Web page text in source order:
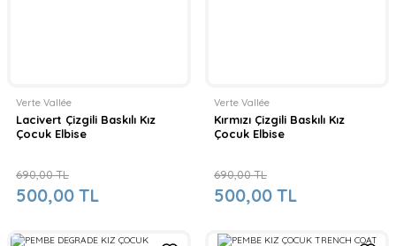
Verte Vallée
Lacivert Çizgili Baskılı Kız
Çocuk Elbise
500,00 TL
690,00 TL
Verte Vallée
Kırmızı Çizgili Baskılı Kız
Çocuk Elbise
500,00 TL
690,00 TL